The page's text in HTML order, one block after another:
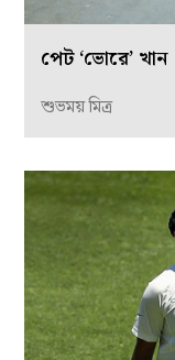
পেট ‘ভোরে’ খান
শুভময় মিত্র